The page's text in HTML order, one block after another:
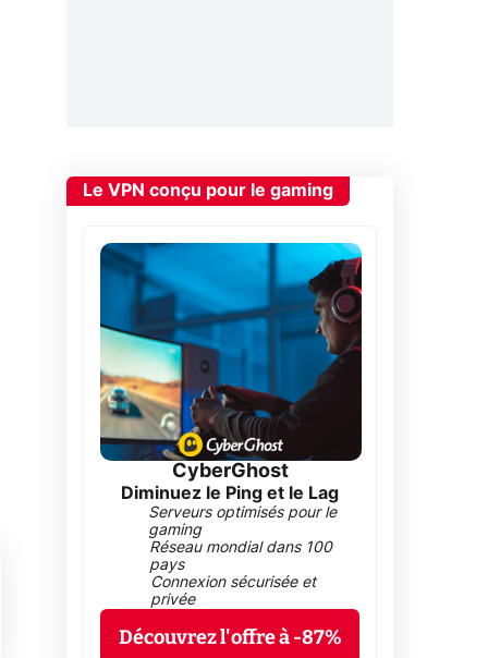
Le VPN conçu pour le gaming
CyberGhost
Diminuez le Ping et le Lag
Serveurs optimisés pour le
gaming
Réseau mondial dans 100
pays
Connexion sécurisée et
privée
Découvrez l'offre à -87%